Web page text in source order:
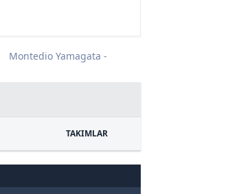
Montedio Yamagata -
TAKIMLAR